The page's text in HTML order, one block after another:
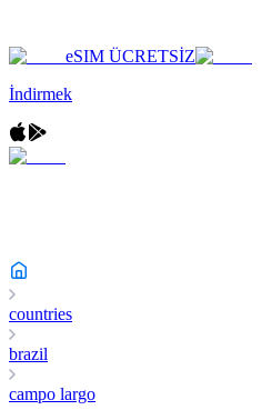
eSIM ÜCRETSİZ
İndirmek
countries
brazil
campo largo